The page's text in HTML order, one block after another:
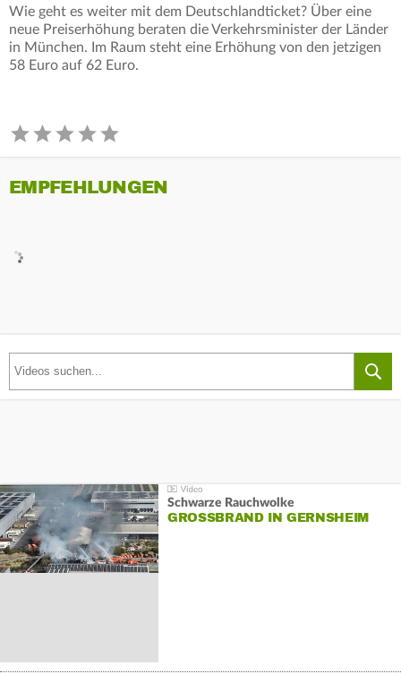
Wie geht es weiter mit dem Deutschlandticket? Über eine
neue Preiserhöhung beraten die Verkehrsminister der Länder
in München. Im Raum steht eine Erhöhung von den jetzigen
58 Euro auf 62 Euro.
EMPFEHLUNGEN
Schwarze Rauchwolke
GROSSBRAND IN GERNSHEIM